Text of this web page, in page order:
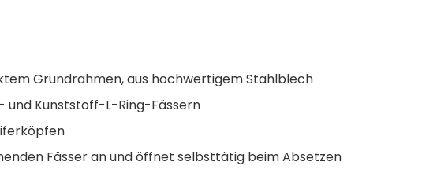
Grundrahmen, aus hochwertigem Stahlblech
Kunststoff-L-Ring-Fässern
Fässer an und öffnet selbsttätig beim Absetzen